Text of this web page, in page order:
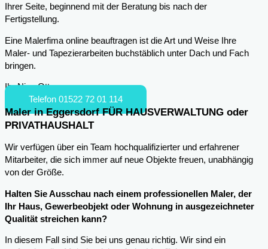
Ihrer Seite, beginnend mit der Beratung bis nach der
Fertigstellung.
Eine Malerfima online beauftragen ist die Art und Weise Ihre
Maler- und Tapezierarbeiten buchstäblich unter Dach und Fach
bringen.
Ihr Nico Otto
Telefon 01522 72 01 114
Maler in Eggersdorf FÜR HAUSVERWALTUNG oder
PRIVATHAUSHALT
Wir verfügen über ein Team hochqualifizierter und erfahrener
Mitarbeiter, die sich immer auf neue Objekte freuen, unabhängig
von der Größe.
Halten Sie Ausschau nach einem professionellen Maler, der
Ihr Haus, Gewerbeobjekt oder Wohnung in ausgezeichneter
Qualität streichen kann?
In diesem Fall sind Sie bei uns genau richtig. Wir sind ein